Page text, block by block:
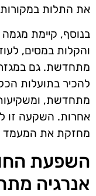
את התלות
בנוסף, קיימת
והקלות במסים,
מתחדשת. גם
להכיר בתועלות
מתחדשת, ומשקיעות
אחרות. השקעה זו
מחזקת את המעמד
השפעת
אנרגיה